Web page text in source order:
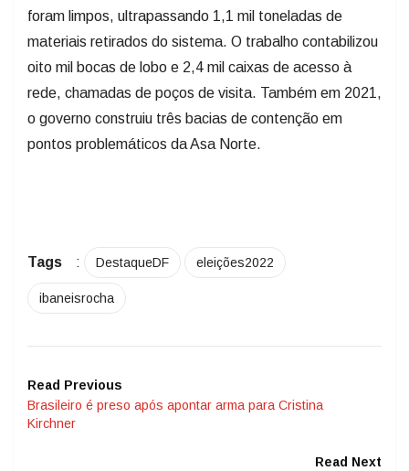
foram limpos, ultrapassando 1,1 mil toneladas de
materiais retirados do sistema. O trabalho contabilizou
oito mil bocas de lobo e 2,4 mil caixas de acesso à
rede, chamadas de poços de visita. Também em 2021,
o governo construiu três bacias de contenção em
pontos problemáticos da Asa Norte.
Tags : DestaqueDF eleições2022
ibaneisrocha
Read Previous
Brasileiro é preso após apontar arma para Cristina
Kirchner
Read Next